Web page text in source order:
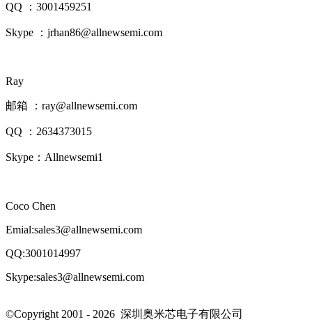
QQ ：3001459251
Skype ：jrhan86@allnewsemi.com
Ray
邮箱 ：ray@allnewsemi.com
QQ ：2634373015
Skype：Allnewsemi1
Coco Chen
Emial:sales3@allnewsemi.com
QQ:3001014997
Skype:sales3@allnewsemi.com
©Copyright 2001 - 2026 深圳奥米芯电子有限公司